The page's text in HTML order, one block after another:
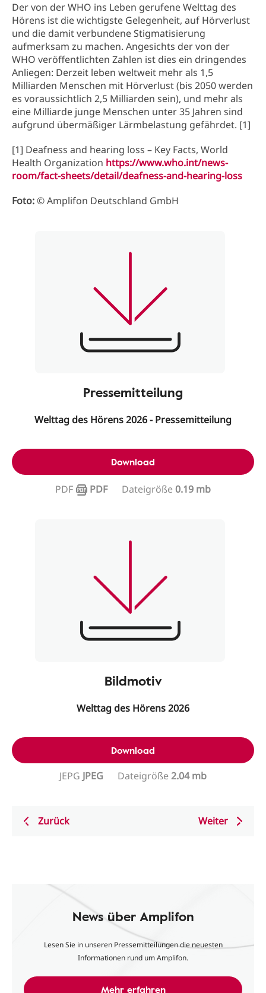
Der von der WHO ins Leben gerufene Welttag des
Hörens ist die wichtigste Gelegenheit, auf Hörverlust
und die damit verbundene Stigmatisierung
aufmerksam zu machen. Angesichts der von der
WHO veröffentlichten Zahlen ist dies ein dringendes
Anliegen: Derzeit leben weltweit mehr als 1,5
Milliarden Menschen mit Hörverlust (bis 2050 werden
es voraussichtlich 2,5 Milliarden sein), und mehr als
eine Milliarde junge Menschen unter 35 Jahren sind
aufgrund übermäßiger Lärmbelastung gefährdet. [1]
[1] Deafness and hearing loss – Key Facts, World
Health Organization https://www.who.int/news-
room/fact-sheets/detail/deafness-and-hearing-loss
Foto:© Amplifon Deutschland GmbH
Pressemitteilung
Welttag des Hörens 2026 - Pressemitteilung
Download
PDF PDF Dateigröße 0.19 mb
Bildmotiv
Welttag des Hörens 2026
Download
JEPG JPEG Dateigröße 2.04 mb
Zurück Weiter
News über Amplifon
Lesen Sie in unseren Pressemitteilungen die neuesten
Informationen rund um Amplifon.
Mehr erfahren